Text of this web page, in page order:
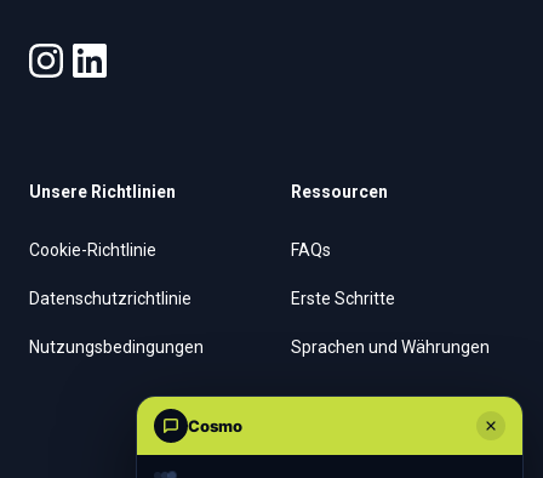
Unsere Richtlinien
Cookie-Richtlinie
Datenschutzrichtlinie
Nutzungsbedingungen
Ressourcen
FAQs
Erste Schritte
Sprachen und Währungen
Cosmo